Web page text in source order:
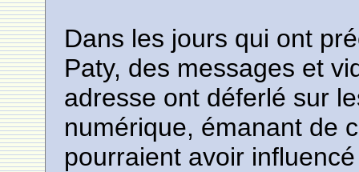
Dans les jours qui ont
Paty, des messages et
adresse ont déferlé sur
numérique, émanant de
pourraient avoir